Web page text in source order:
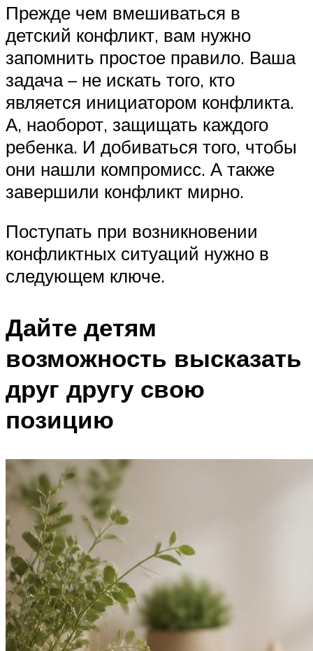
Прежде чем вмешиваться в
детский конфликт, вам нужно
запомнить простое правило. Ваша
задача – не искать того, кто
является инициатором конфликта.
А, наоборот, защищать каждого
ребенка. И добиваться того, чтобы
они нашли компромисс. А также
завершили конфликт мирно.
Поступать при возникновении
конфликтных ситуаций нужно в
следующем ключе.
Дайте детям
возможность высказать
друг другу свою
позицию